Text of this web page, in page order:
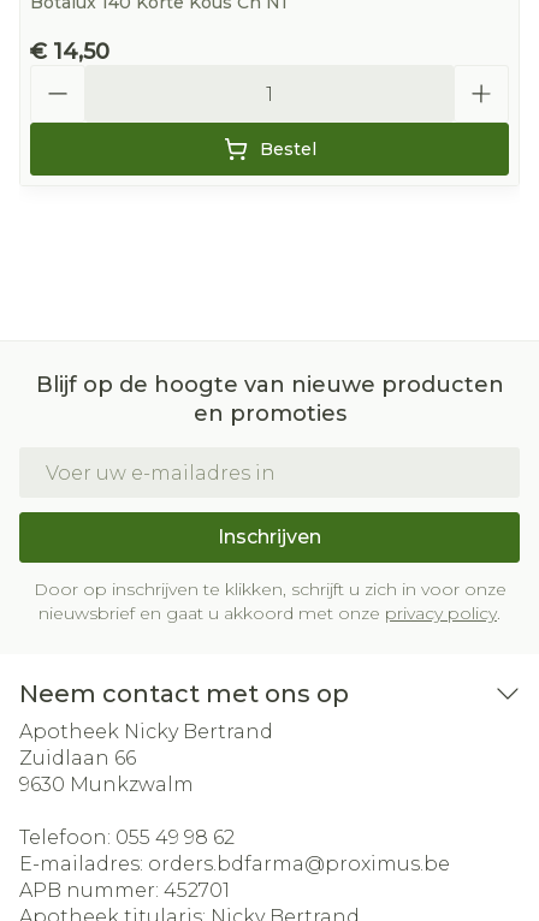
€ 14,50
Bestel
Blijf op de hoogte van nieuwe producten
en promoties
Inschrijven
Door op inschrijven te klikken, schrijft u zich in voor onze
nieuwsbrief en gaat u akkoord met onze privacy policy.
Neem contact met ons op
Apotheek Nicky Bertrand
Zuidlaan 66
9630 Munkzwalm
Telefoon: 055 49 98 62
E-mailadres: orders.bdfarma@proximus.be
APB nummer: 452701